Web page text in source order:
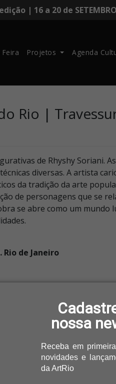
nossa
Receba em
novidades e
da ArtRio
| 16 a 20 de
Feira Projetos Agenda
Rio |
de Rhyshy Soriani.
diversas. A artista
da tradição da arte
de personagens que se
se abre como um mundo
de Janeiro